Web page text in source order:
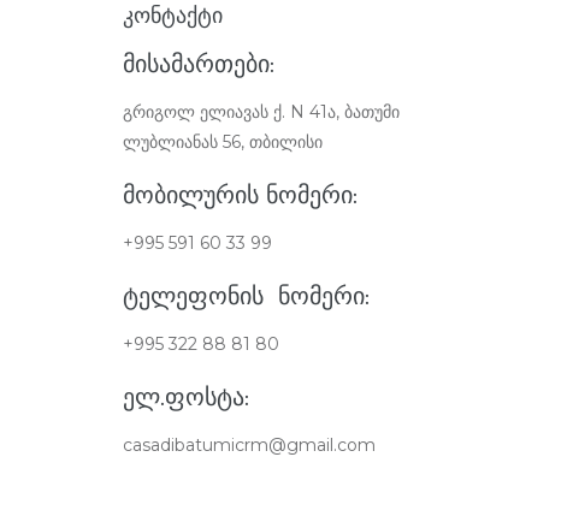
ᲙᲝᲜᲢᲐᲥᲢᲘ
ᲛᲘᲡᲐᲛᲐᲠᲗᲔᲑᲘ:
გრიგოლ ელიავას ქ. N 41ა, ბათუმი
ლუბლიანას 56, თბილისი
ᲛᲝᲑᲘᲚᲣᲠᲘᲡ ᲜᲝᲛᲔᲠᲘ:
+995 591 60 33 99
ᲢᲔᲚᲔᲤᲝᲜᲘᲡ ᲜᲝᲛᲔᲠᲘ:
+995 322 88 81 80
ᲔᲚ.ᲤᲝᲡᲢᲐ:
casadibatumicrm@gmail.com